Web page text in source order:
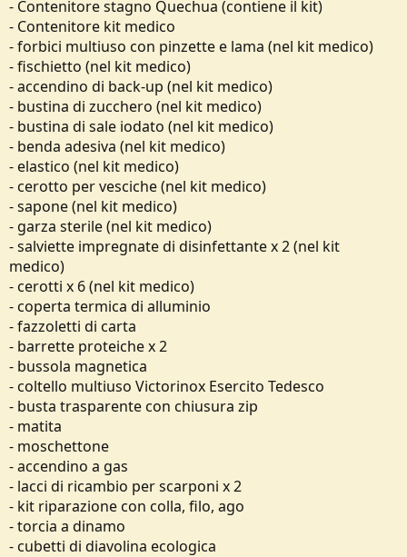
- Contenitore stagno Quechua (contiene il kit)
- Contenitore kit medico
- forbici multiuso con pinzette e lama (nel kit medico)
- fischietto (nel kit medico)
- accendino di back-up (nel kit medico)
- bustina di zucchero (nel kit medico)
- bustina di sale iodato (nel kit medico)
- benda adesiva (nel kit medico)
- elastico (nel kit medico)
- cerotto per vesciche (nel kit medico)
- sapone (nel kit medico)
- garza sterile (nel kit medico)
- salviette impregnate di disinfettante x 2 (nel kit
medico)
- cerotti x 6 (nel kit medico)
- coperta termica di alluminio
- fazzoletti di carta
- barrette proteiche x 2
- bussola magnetica
- coltello multiuso Victorinox Esercito Tedesco
- busta trasparente con chiusura zip
- matita
- moschettone
- accendino a gas
- lacci di ricambio per scarponi x 2
- kit riparazione con colla, filo, ago
- torcia a dinamo
- cubetti di diavolina ecologica